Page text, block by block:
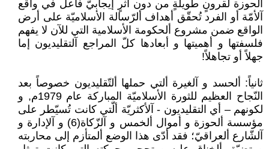
آلحوزة لقرونٍ طويلةٍ من دون أثرٍ إيجابيّ فاعل في واقع
آلأمّة أو الفرد تُحقّق أهداف ألرّسالة الأسلاميّة على أرض
الواقع ضمن مشروع ألحكومة الأسلامية التي للآن لا يفهم
فلسفتها و أهميتها و أبعادها كلّ المراجع آلتقليديون إما
جهلاً أو تجاهلاً!
ثانياً: ألحسد و آلغيرة ألتي حملها ألتّقليديون خصوصاً بعد
النّجاح العظيم للثورة الأسلاميّة المباركة عام 1979م, و
لكونهم – أي التقليديون - آلأكثريّة ألّتي كانت تُسيّطر على
مؤسسة ألحوزة و أموال ألخمس و آلزّكاة(6) و آلإدارة و
آلشّارع ألعراقيّ؛ فقد أدّى هذا الوضع ألمتأزم إلى محاربته